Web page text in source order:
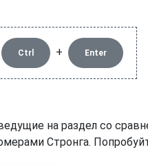
Ctrl + Enter
на раздел со
Стронга.